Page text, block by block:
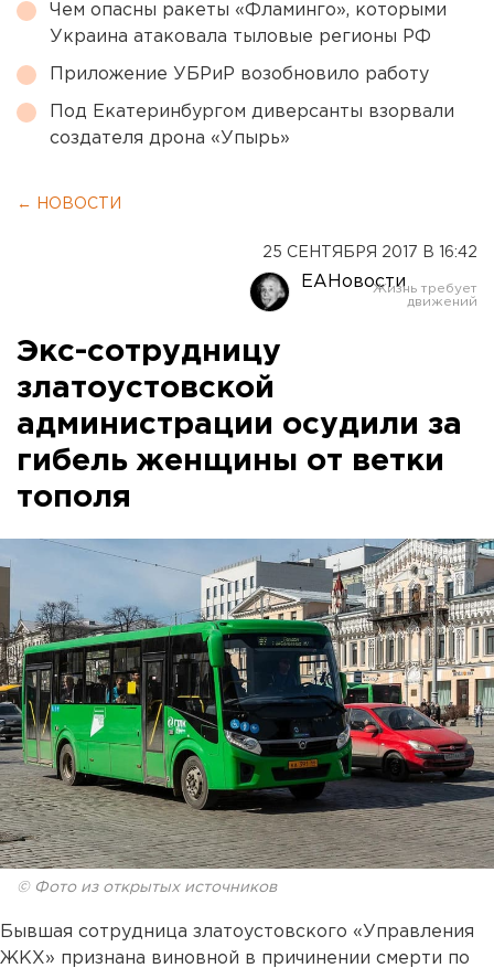
Чем опасны ракеты «Фламинго», которыми
Украина атаковала тыловые регионы РФ
Приложение УБРиР возобновило работу
Под Екатеринбургом диверсанты взорвали
создателя дрона «Упырь»
← НОВОСТИ
25 СЕНТЯБРЯ 2017 В 16:42
ЕАНовости
Экс-сотрудницу
златоустовской
администрации осудили за
гибель женщины от ветки
тополя
© Фото из открытых источников
Бывшая сотрудница златоустовского «Управления
ЖКХ» признана виновной в причинении смерти по